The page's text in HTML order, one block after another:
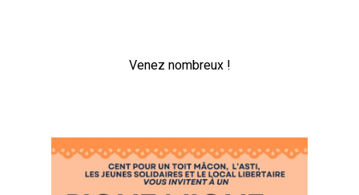
Venez nombreux !